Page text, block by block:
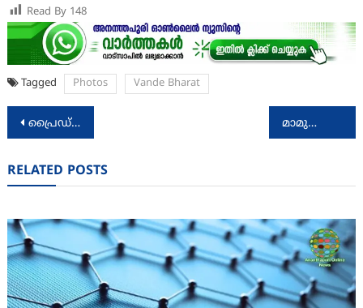
Read By 148
Tagged Photos Vande Bharat
Post
പ്രൈഡ് പദ്ധതി: ത്രിദിന പരിശീലന പരിപാടി 27 മുതൽ മാമുക്കോയയുടെ അനുസ്മരണ സ്മൃതി സംഘടിപ്പിച്ചു
RELATED POSTS